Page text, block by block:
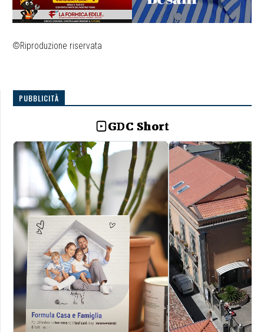
©Riproduzione riservata
PUBBLICITÀ
GDC Short